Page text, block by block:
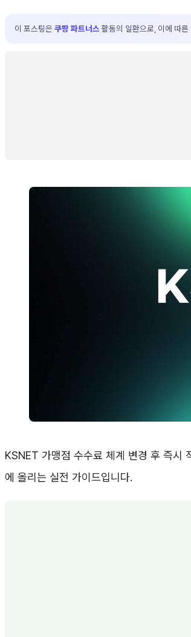
이 포스팅은 쿠팡 파트너스 활동의 일환으로, 이에 따
KSNET 가맹점 수수료 체계 변경 후 즉시
에 올리는 실전 가이드입니다.